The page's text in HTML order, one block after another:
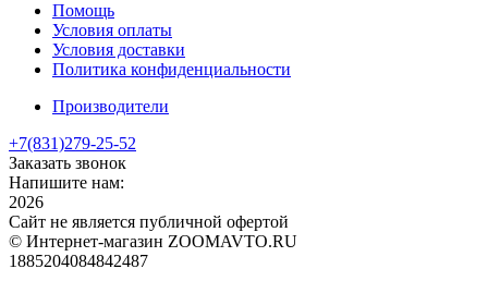
Помощь
Условия оплаты
Условия доставки
Политика конфиденциальности
Производители
+7(831)279-25-52
Заказать звонок
Напишите нам:
2026
Сайт не является публичной офертой
© Интернет-магазин ZOOMAVTO.RU
1885204084842487